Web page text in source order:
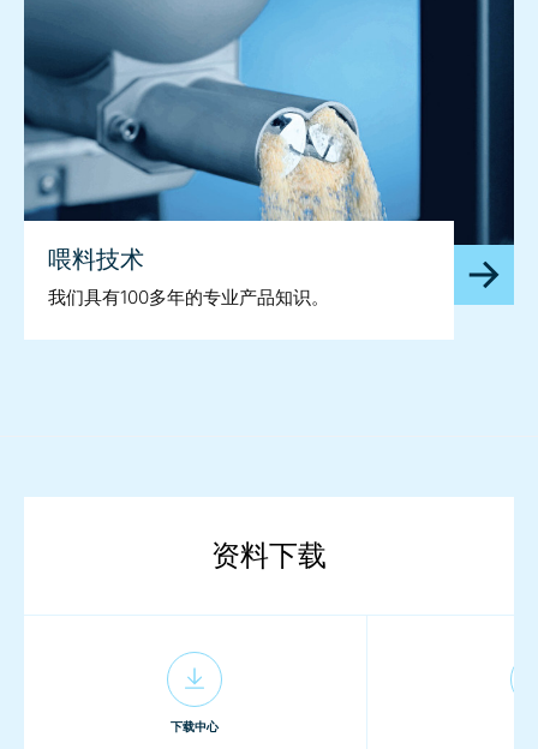
喂料技术
我们具有100多年的专业产品知识。
资料下载
下载中心